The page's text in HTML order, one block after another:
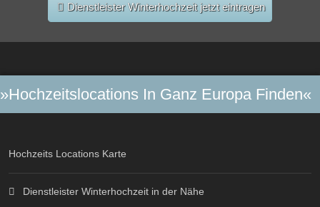
Dienstleister Winterhochzeit jetzt eintragen
»Hochzeitslocations In Ganz Europa Finden«
Hochzeits Locations Karte
Dienstleister Winterhochzeit in der Nähe